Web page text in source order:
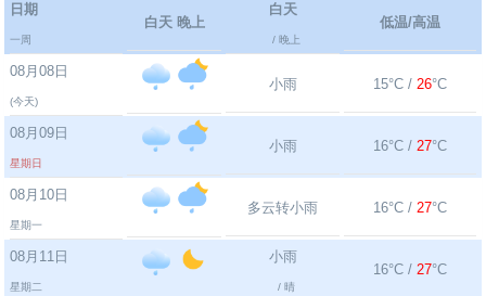
日期
一周
白天 晚上
白天
/ 晚上
低温/高温
08月08日
(今天)
小雨 15°C / 26°C
08月09日
星期日
小雨 16°C / 27°C
08月10日
星期一
多云转小雨 16°C / 27°C
08月11日
星期二
小雨
/ 晴
16°C / 27°C